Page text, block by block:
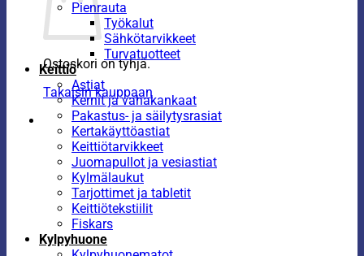
Ostoskori on tyhjä.
Takaisin kauppaan
Pienrauta
Työkalut
Sähkötarvikkeet
Turvatuotteet
Keittiö
Astiat
Kernit ja vahakankaat
Pakastus- ja säilytysrasiat
Kertakäyttöastiat
Keittiötarvikkeet
Juomapullot ja vesiastiat
Kylmälaukut
Tarjottimet ja tabletit
Keittiötekstiilit
Fiskars
Kylpyhuone